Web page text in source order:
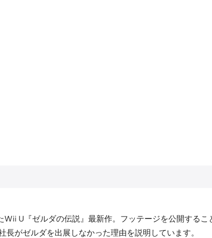
U『ゼルダの伝説』最新作。フッテージを公開する
がゼルダを出展しなかった理由を説明しています。